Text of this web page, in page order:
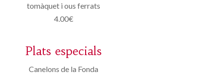
tomàquet i ous ferrats
4.00€
Plats especials
Canelons de la Fonda